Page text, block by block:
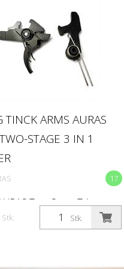
TINCK ARMS AURAS
STAGE 3 IN 1
17
Two-Stage Trigger
AURAS is a precision-
two-stage trigger system
Stk.